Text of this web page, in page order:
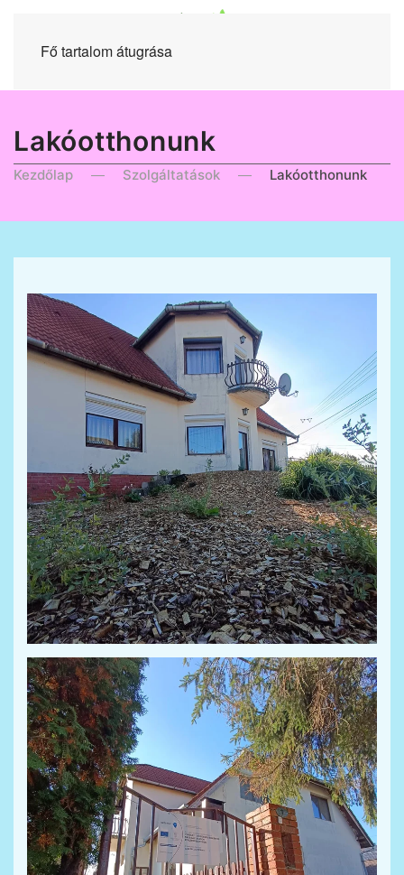
Fő tartalom átugrása
Lakóotthonunk
Kezdőlap Szolgáltatások Lakóotthonunk